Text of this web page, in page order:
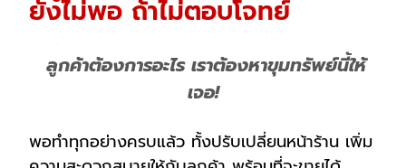
ยังไม่พอ ถ้าไม่ตอบโจทย์
ลูกค้าต้องการอะไร เราต้องหาขุมทรัพย์นี้ให้
เจอ!
พอทำทุกอย่างครบแล้ว ทั้งปรับเปลี่ยนหน้าร้าน เพิ่ม